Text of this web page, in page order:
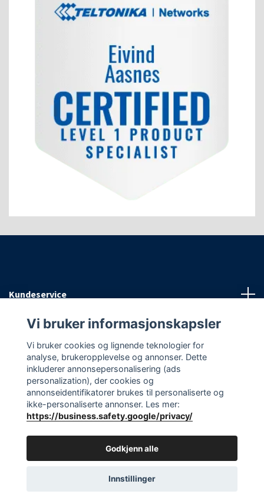
Kundeservice
Informasjon
Sosiale medier
© 2026 EAasnes AS
Vi bruker informasjonskapsler
Vi bruker cookies og lignende teknologier for
analyse, brukeropplevelse og annonser. Dette
inkluderer annonsepersonalisering (ads
personalization), der cookies og
annonseidentifikatorer brukes til personaliserte og
ikke-personaliserte annonser. Les mer:
https://business.safety.google/privacy/
Godkjenn alle
Innstillinger